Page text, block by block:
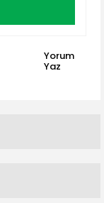
Yorum
Yaz